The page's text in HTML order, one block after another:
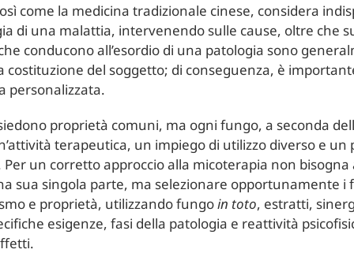
come la medicina tradizionale cinese, considera
di una malattia, intervenendo sulle cause, oltre che
conducono all’esordio di una patologia sono
costituzione del soggetto; di conseguenza, è
personalizzata.
proprietà comuni, ma ogni fungo, a seconda
terapeutica, un impiego di utilizzo diverso e un
un corretto approccio alla micoterapia non bisogna
sua singola parte, ma selezionare opportunamente i
e proprietà, utilizzando fungoin toto, estratti,
esigenze, fasi della patologia e reattività